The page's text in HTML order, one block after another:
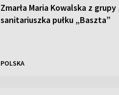
Zmarła Maria Kowalska z
sanitariuszka pułku „Baszta”
POLSKA